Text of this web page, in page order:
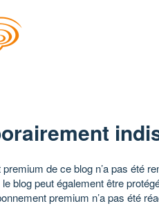
de ce blog n’a pas été
blog peut également être
premium n’a pas été